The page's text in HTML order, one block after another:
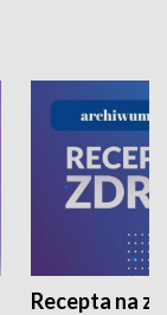
Recepta na